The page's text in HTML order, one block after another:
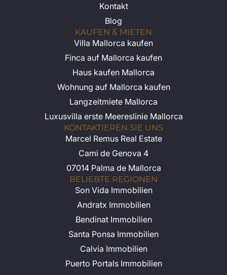
Kontakt
Blog
KAUFEN & MIETEN
Villa Mallorca kaufen
Finca auf Mallorca kaufen
Haus kaufen Mallorca
Wohnung auf Mallorca kaufen
Langzeitmiete Mallorca
Luxusvilla erste Meereslinie Mallorca
KONTAKTIEREN SIE UNS
Marcel Remus Real Estate
Cami de Genova 4
07014 Palma de Mallorca
BELIEBTE REGIONEN
Son Vida Immobilien
Andratx Immobilien
Bendinat Immobilien
Santa Ponsa Immobilien
Calvia Immobilien
Puerto Portals Immobilien